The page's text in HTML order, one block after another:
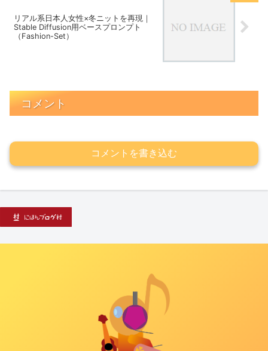
リアル系日本人女性×冬ニットを再現｜
Stable Diffusion用ベースプロンプト
（Fashion-Set）
コメント
コメントを書き込む